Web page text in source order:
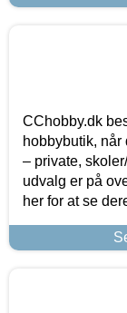
CChobby.dk
hobbybutik,
– private,
udvalg er på
her for at se